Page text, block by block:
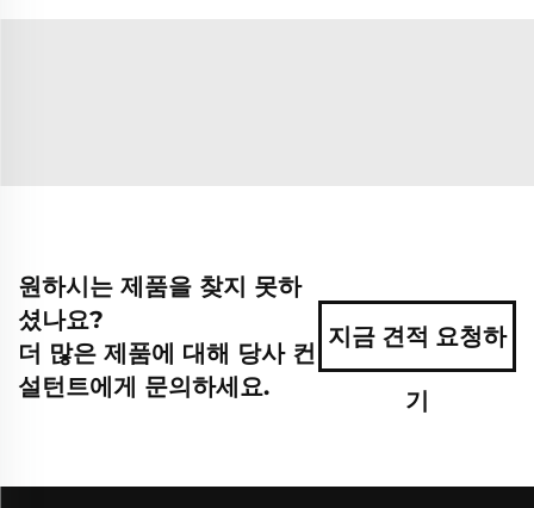
원하시는 제품을 찾지 못하
셨나요?
더 많은 제품에 대해 당사 컨
설턴트에게 문의하세요.
지금 견적 요청하
기